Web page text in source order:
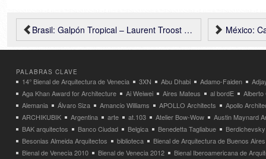
México:
Brasil: Galpón Tropical – Laurent Troost Architectures
PALABRAS CLAVE
14° Bienal de Arquitectura de Venecia 3XN Abu Dhabi Adamo-Faiden
Aga Khan Award for Architecture
Ai Weiwei Aires Mateus al bordE
Alberto
Alemania
Álvaro Siza Amancio Williams APOLLO Architects
Apollo
ARCHIKUBIK
Argentina arte at.103 Atelier Bow-Wow
Austin Maynard
BAK arquitectos
Banco Ciudad Belgica Benedetta Tagliabue
Besonias Almeida Arquitectos
biblioteca
Bienal de Arquitectura de Buenos Aires
Bienal de Venecia 2010
Bienal de Venecia 2012
Bienal Iberoamericana de